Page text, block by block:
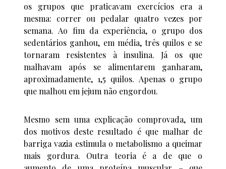
os grupos que praticavam exercícios era a
mesma: correr ou pedalar quatro vezes por
semana. Ao fim da experiência, o grupo dos
sedentários ganhou, em média, três quilos e se
tornaram resistentes à insulina. Já os que
malhavam após se alimentarem ganharam,
aproximadamente, 1,5 quilos. Apenas o grupo
que malhou em jejum não engordou.
Mesmo sem uma explicação comprovada, um
dos motivos deste resultado é que malhar de
barriga vazia estimula o metabolismo a queimar
mais gordura. Outra teoria é a de que o